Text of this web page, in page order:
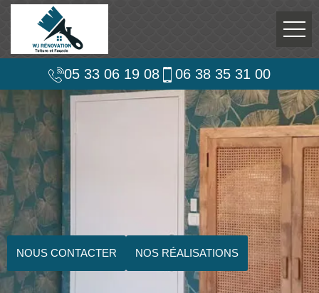
05 33 06 19 08 06 38 35 31 00
NOUS CONTACTER NOS RÉALISATIONS